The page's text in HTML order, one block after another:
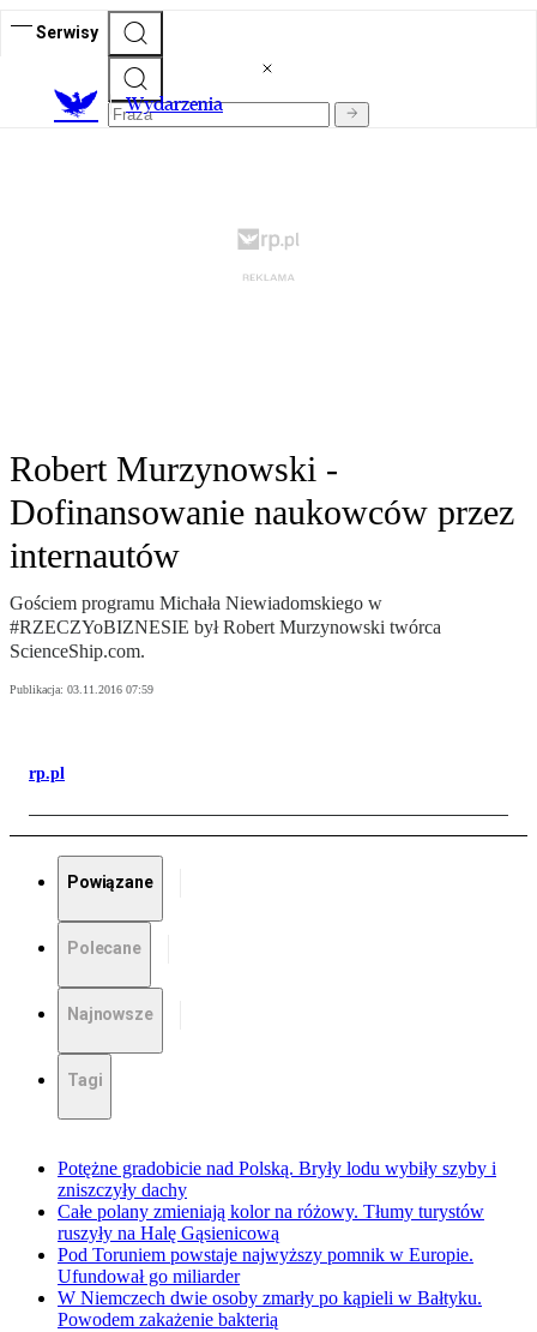
Serwisy
Wydarzenia
Robert Murzynowski -
Dofinansowanie naukowców przez
internautów
Gościem programu Michała Niewiadomskiego w
#RZECZYoBIZNESIE był Robert Murzynowski twórca
ScienceShip.com.
Publikacja: 03.11.2016 07:59
rp.pl
Powiązane
Polecane
Najnowsze
Tagi
Potężne gradobicie nad Polską. Bryły lodu wybiły szyby i
zniszczyły dachy
Całe polany zmieniają kolor na różowy. Tłumy turystów
ruszyły na Halę Gąsienicową
Pod Toruniem powstaje najwyższy pomnik w Europie.
Ufundował go miliarder
W Niemczech dwie osoby zmarły po kąpieli w Bałtyku.
Powodem zakażenie bakterią